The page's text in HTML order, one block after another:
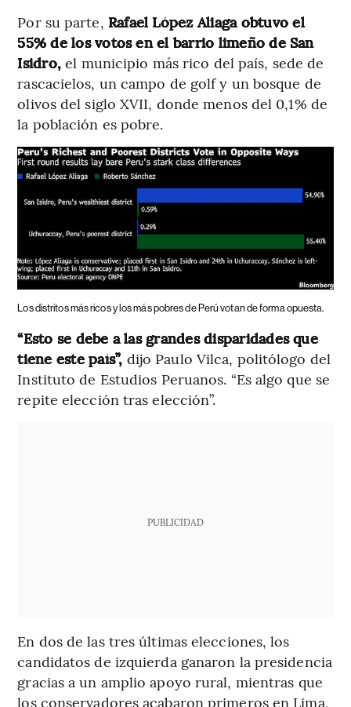
Por su parte, Rafael López Aliaga obtuvo el
55% de los votos en el barrio limeño de San
Isidro,el municipio más rico del país, sede de
rascacielos, un campo de golf y un bosque de
olivos del siglo XVII, donde menos del 0,1% de
la población es pobre.
Los distritos más ricos y los más pobres de Perú votan de forma opuesta.
“Esto se debe a las grandes disparidades que
tiene este país”, dijo Paulo Vilca, politólogo del
Instituto de Estudios Peruanos. “Es algo que se
repite elección tras elección”.
PUBLICIDAD
En dos de las tres últimas elecciones, los
candidatos de izquierda ganaron la presidencia
gracias a un amplio apoyo rural, mientras que
los conservadores acabaron primeros en Lima,